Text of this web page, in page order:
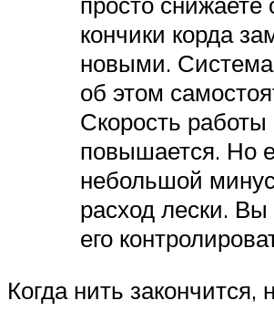
кончики корда
новыми. Система
об этом
Скорость
повышается. Но
небольшой
расход лески.
его
Когда нить закончится,